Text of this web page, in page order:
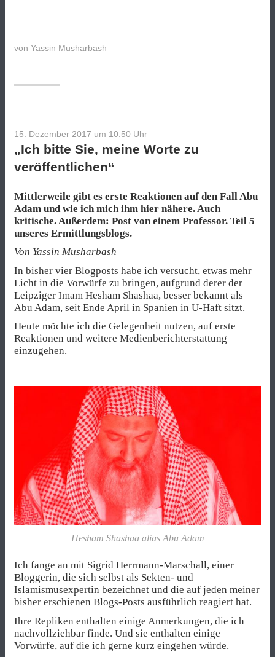
von Yassin Musharbash
15. Dezember 2017 um 10:50 Uhr
„Ich bitte Sie, meine Worte zu
veröffentlichen“
Mittlerweile gibt es erste Reaktionen auf den Fall Abu
Adam und wie ich mich ihm hier nähere. Auch
kritische. Außerdem: Post von einem Professor. Teil 5
unseres Ermittlungsblogs.
Von Yassin Musharbash
In bisher vier Blogposts habe ich versucht, etwas mehr
Licht in die Vorwürfe zu bringen, aufgrund derer der
Leipziger Imam Hesham Shashaa, besser bekannt als
Abu Adam, seit Ende April in Spanien in U-Haft sitzt.
Heute möchte ich die Gelegenheit nutzen, auf erste
Reaktionen und weitere Medienberichterstattung
einzugehen.
Hesham Shashaa alias Abu Adam
Ich fange an mit Sigrid Herrmann-Marschall, einer
Bloggerin, die sich selbst als Sekten- und
Islamismusexpertin bezeichnet und die auf jeden meiner
bisher erschienen Blogs-Posts ausführlich reagiert hat.
Ihre Repliken enthalten einige Anmerkungen, die ich
nachvollziehbar finde. Und sie enthalten einige
Vorwürfe, auf die ich gerne kurz eingehen würde.